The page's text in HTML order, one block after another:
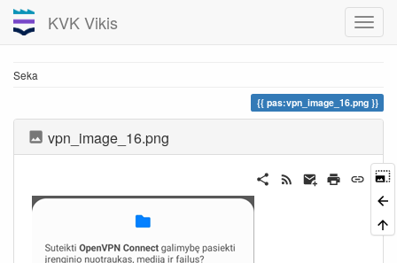
KVK Vikis
Seka
pas:vpn_image_16.png
vpn_image_16.png